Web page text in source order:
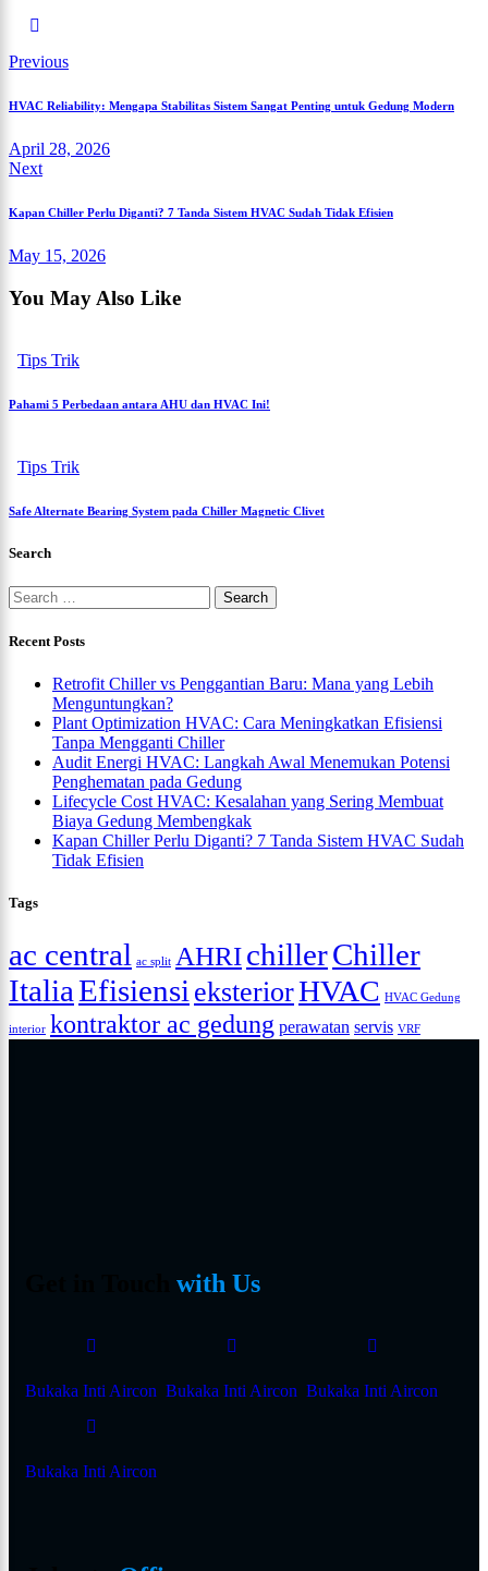
Previous
HVAC Reliability: Mengapa Stabilitas Sistem Sangat Penting untuk Gedung Modern
April 28, 2026
Next
Kapan Chiller Perlu Diganti? 7 Tanda Sistem HVAC Sudah Tidak Efisien
May 15, 2026
You May Also Like
Tips Trik
Pahami 5 Perbedaan antara AHU dan HVAC Ini!
Tips Trik
Safe Alternate Bearing System pada Chiller Magnetic Clivet
Search
Recent Posts
Retrofit Chiller vs Penggantian Baru: Mana yang Lebih
Menguntungkan?
Plant Optimization HVAC: Cara Meningkatkan Efisiensi
Tanpa Mengganti Chiller
Audit Energi HVAC: Langkah Awal Menemukan Potensi
Penghematan pada Gedung
Lifecycle Cost HVAC: Kesalahan yang Sering Membuat
Biaya Gedung Membengkak
Kapan Chiller Perlu Diganti? 7 Tanda Sistem HVAC Sudah
Tidak Efisien
Tags
ac central ac split AHRIchillerChiller
ItaliaEfisiensi eksteriorHVAC HVAC Gedung
interior kontraktor ac gedung perawatan servis VRF
with Us
Bukaka Inti Aircon Bukaka Inti Aircon Bukaka Inti Aircon
Bukaka Inti Aircon